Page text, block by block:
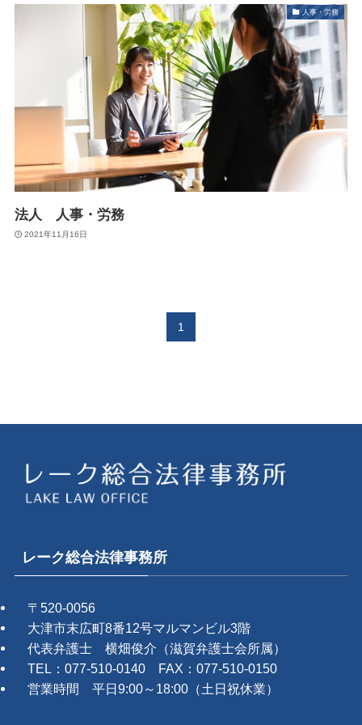
人事・労務
法人 人事・労務
2021年11月16日
1
レーク総合法律事務所
〒520-0056
大津市末広町8番12号マルマンビル3階
代表弁護士 横畑俊介（滋賀弁護士会所属）
TEL：077-510-0140 FAX：077-510-0150
営業時間 平日9:00～18:00（土日祝休業）